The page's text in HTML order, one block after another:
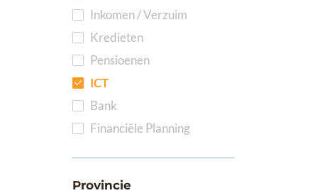
Inkomen / Verzuim
Kredieten
Pensioenen
ICT
Bank
Financiële Planning
Provincie